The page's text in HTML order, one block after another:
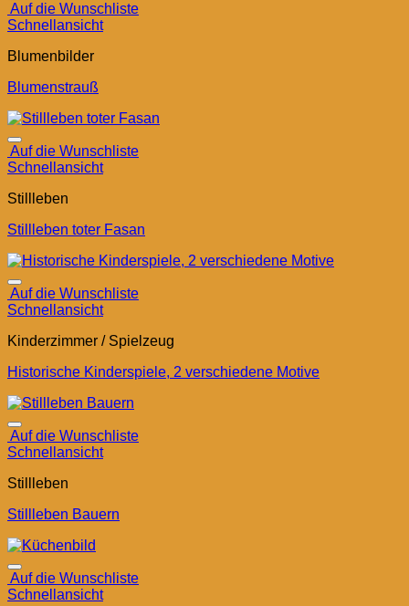
Auf die Wunschliste
Schnellansicht
Blumenbilder
Blumenstrauß
Auf die Wunschliste
Schnellansicht
Stillleben
Stillleben toter Fasan
Auf die Wunschliste
Schnellansicht
Kinderzimmer / Spielzeug
Historische Kinderspiele, 2 verschiedene Motive
Auf die Wunschliste
Schnellansicht
Stillleben
Stillleben Bauern
Auf die Wunschliste
Schnellansicht